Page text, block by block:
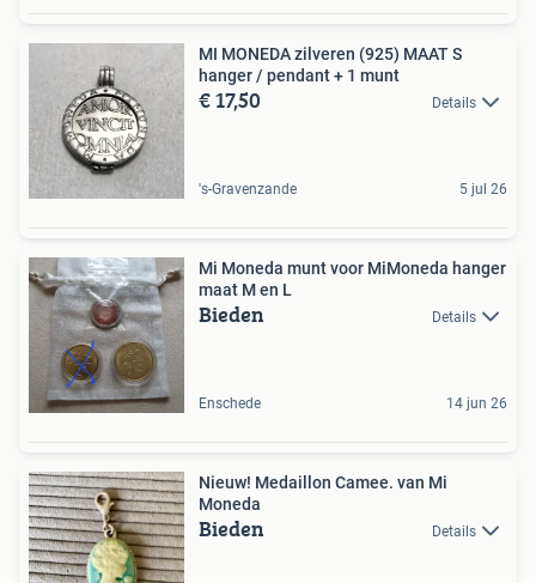
MI MONEDA zilveren (925) MAAT S
hanger / pendant + 1 munt
€ 17,50 Details
's-Gravenzande 5 jul 26
Mi Moneda munt voor MiMoneda hanger
maat M en L
Bieden Details
Enschede 14 jun 26
Nieuw! Medaillon Camee. van Mi
Moneda
Bieden Details